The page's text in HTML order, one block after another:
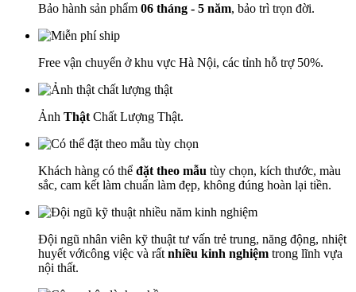
Bảo hành sản phẩm 06 tháng - 5 năm, bảo trì trọn đời.
Free vận chuyển ở khu vực Hà Nội, các tỉnh hỗ trợ 50%.
Ảnh Thật Chất Lượng Thật.
Khách hàng có thể đặt theo mẫu tùy chọn, kích thước, màu
sắc, cam kết làm chuẩn làm đẹp, không đúng hoàn lại tiền.
Đội ngũ nhân viên kỹ thuật tư vấn trẻ trung, năng động, nhiệt
huyết vớicông việc và rất nhiều kinh nghiệm trong lĩnh vựa
nội thất.